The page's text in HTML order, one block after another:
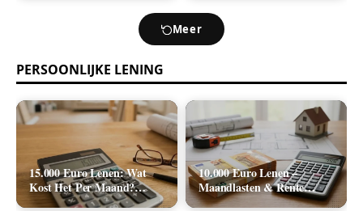
Meer
PERSOONLIJKE LENING
15.000 Euro Lenen: Wat
Kost Het Per Maand?
(Rente & Tabel 2026)
10.000 Euro Lenen –
Maandlasten & Rente
Berekenen (2026)